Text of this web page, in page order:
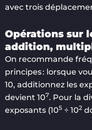
avec trois
Opérations sur
addition,
On recommande
principes : lorsque
10, additionnez les
devient 107. Pour la
exposants (105 ÷ 102